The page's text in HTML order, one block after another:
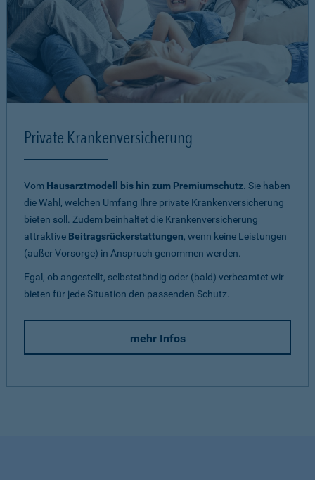
Private Krankenversicherung
Vom Hausarztmodell bis hin zum Premiumschutz. Sie haben
die Wahl, welchen Umfang Ihre private Krankenversicherung
bieten soll. Zudem beinhaltet die Krankenversicherung
attraktive Beitragsrückerstattungen, wenn keine Leistungen
(außer Vorsorge) in Anspruch genommen werden.
Egal, ob angestellt, selbstständig oder (bald) verbeamtet wir
bieten für jede Situation den passenden Schutz.
mehr Infos